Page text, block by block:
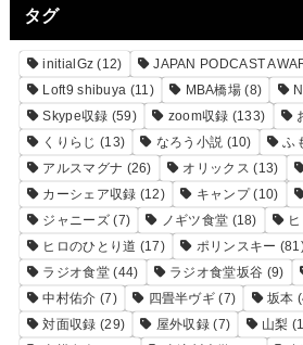
タグ
initialGz (12) JAPAN PODCAST
Loft9 shibuya (11) MBA橋場 (8)
Skype収録 (59) zoom収録 (133)
くりらじ (13) なろう小説 (10) ふ
アルスマグナ (26) オリックス (13)
カーシェア収録 (12) キャンプ(10)
ジャニーズ(7) ノギツ食堂 (18)
ヒロのひとり道 (17) ポリンスキー
ラジオ食堂(44) ラジオ食堂坂谷 (9)
中村佑介 (7) 四畳半ヴギ (7) 坂本
対面収録 (29) 屋外収録 (7) 山梨